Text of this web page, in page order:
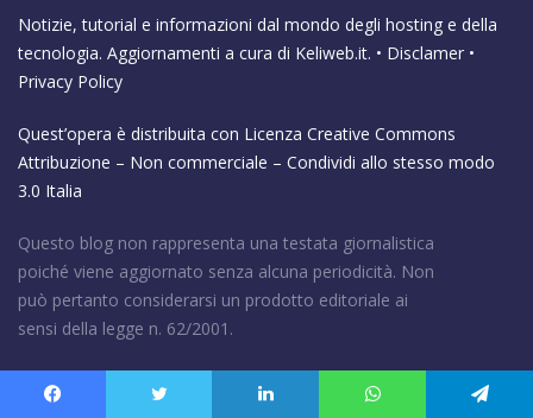
Notizie, tutorial e informazioni dal mondo degli hosting e della
tecnologia. Aggiornamenti a cura di Keliweb.it. • Disclamer •
Privacy Policy
Quest’opera è distribuita con Licenza Creative Commons
Attribuzione – Non commerciale – Condividi allo stesso modo
3.0 Italia
Questo blog non rappresenta una testata giornalistica
poiché viene aggiornato senza alcuna periodicità. Non
può pertanto considerarsi un prodotto editoriale ai
sensi della legge n. 62/2001.
Business